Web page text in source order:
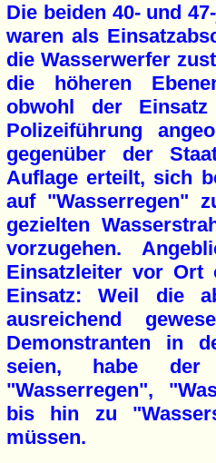
Die beiden 40- und
waren als
die Wasserwerfer
die höheren
obwohl der
Polizeiführung
gegenüber der
Auflage erteilt, sich
auf "Wasserregen"
gezielten
vorzugehen.
Einsatzleiter vor Ort
Einsatz: Weil die
ausreichend
Demonstranten in
seien, habe der
"Wasserregen",
bis hin zu
müssen.